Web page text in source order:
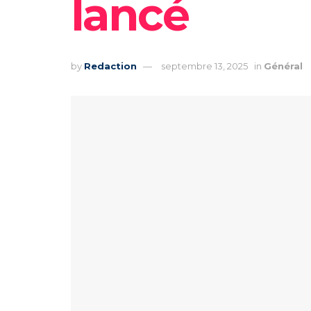
lancé
by Redaction septembre 13, 2025 in Général